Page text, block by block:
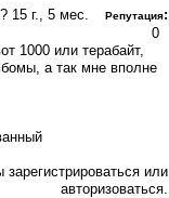
15 г., 5 мес.
Репутация:
0
1000 или терабайт,
а так мне вполне
или
авторизоваться.